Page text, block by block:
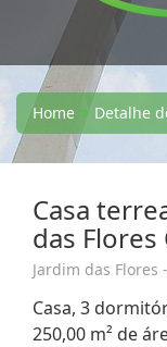
Home Detalhe
Casa
das Flores
Jardim das Flores
Casa, 3
250,00 m² de